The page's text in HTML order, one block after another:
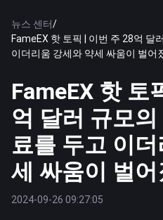
뉴스 센터/
FameEX 핫 토픽 | 이번 주 28억 달
이더리움 강세와 약세 싸움이 벌어
FameEX 핫 토
억 달러 규모
료를 두고 이
세 싸움이 벌
2024-09-26 09:27:05